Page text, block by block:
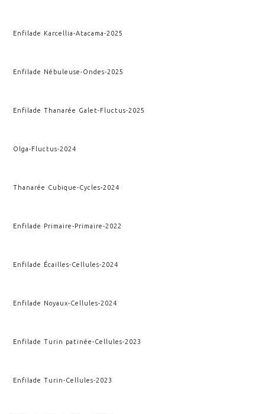
Enfilade Karcellia-Atacama-2025
Enfilade Nébuleuse-Ondes-2025
Enfilade Thanarée Galet-Fluctus-2025
Olga-Fluctus-2024
Thanarée Cubique-Cycles-2024
Enfilade Primaire-Primaire-2022
Enfilade Écailles-Cellules-2024
Enfilade Noyaux-Cellules-2024
Enfilade Turin patinée-Cellules-2023
Enfilade Turin-Cellules-2023